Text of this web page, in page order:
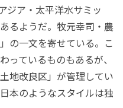
ジア・太平洋水サミッ
るようだ。牧元幸司・農
の一文を寄せている。こ
っているものもあるが、
地改良区」が管理してい
本のようなスタイルは独